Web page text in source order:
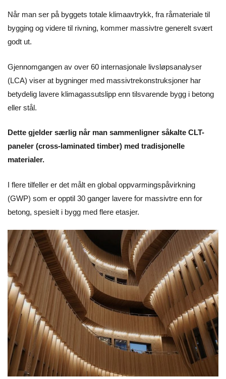
Når man ser på byggets totale klimaavtrykk, fra råmateriale til
bygging og videre til rivning, kommer massivtre generelt svært
godt ut.
Gjennomgangen av over 60 internasjonale livsløpsanalyser
(LCA) viser at bygninger med massivtrekonstruksjoner har
betydelig lavere klimagassutslipp enn tilsvarende bygg i betong
eller stål.
Dette gjelder særlig når man sammenligner såkalte CLT-
paneler (cross-laminated timber) med tradisjonelle
materialer.
I flere tilfeller er det målt en global oppvarmingspåvirkning
(GWP) som er opptil 30 ganger lavere for massivtre enn for
betong, spesielt i bygg med flere etasjer.